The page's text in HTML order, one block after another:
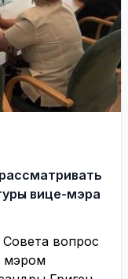
вице-мэра
вопрос
мэром